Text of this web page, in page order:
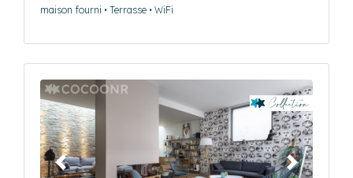
maison fourni • Terrasse • WiFi
Précédent Suivant